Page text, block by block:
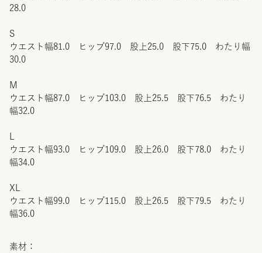
28.0
S
ウエスト幅81.0 ヒップ97.0 股上25.0 股下75.0 わたり幅
30.0
M
ウエスト幅87.0 ヒップ103.0 股上25.5 股下76.5 わたり
幅32.0
ウエスト幅93.0 ヒップ109.0 股上26.0 股下78.0 わたり
幅34.0
XL
ウエスト幅99.0 ヒップ115.0 股上26.5 股下79.5 わたり
幅36.0
素材：